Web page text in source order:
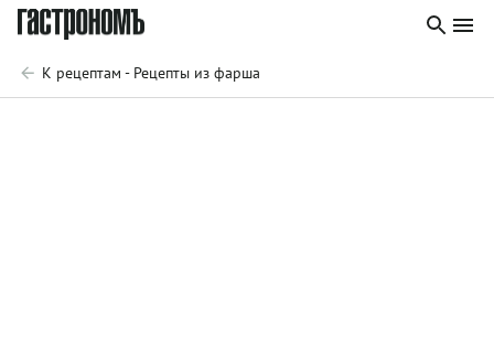
К рецептам - Рецепты из фарша